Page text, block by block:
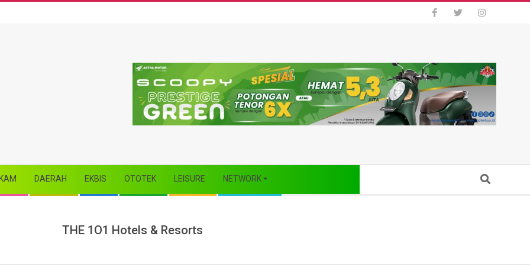
DAERAH EKBIS OTOTEK LEISURE NETWORK Search
THE 1O1 Hotels & Resorts